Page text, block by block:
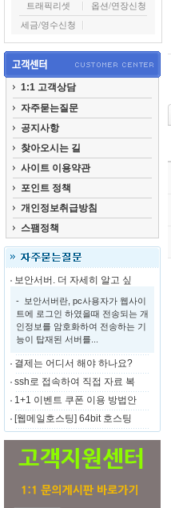
트래픽리셋
옵션/연장신청
세금/영수신청
1:1 고객상담
자주묻는질문
공지사항
찾아오시는 길
사이트 이용약관
포인트 정책
개인정보취급방침
스팸정책
보안서버. 더 자세히 알고 싶
- 보안서버란, pc사용자가 웹사이
트에 로그인 하였을때 전송되는 개
인정보를 암호화하여 전송하는 기
능이 탑재된 서버를...
결제는 어디서 해야 하나요?
ssh로 접속하여 직접 자료 복
1+1 이벤트 쿠폰 이용 방법안
[웹메일호스팅] 64bit 호스팅